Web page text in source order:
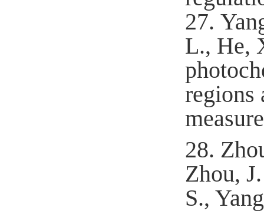
27.
L., He,
regions
28.
Zhou,
S.,